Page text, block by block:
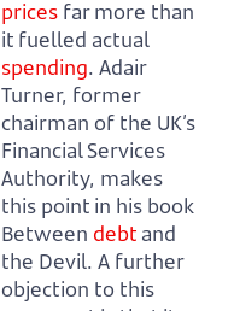
prices far more than
it fuelled actual
spending. Adair
Turner, former
chairman of the UK’s
Financial Services
Authority, makes
this point in his book
Between debt and
the Devil. A further
objection to this